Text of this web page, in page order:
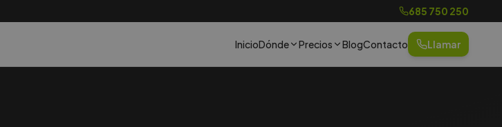
685 750 250
InicioDónde Precios BlogContacto Llamar